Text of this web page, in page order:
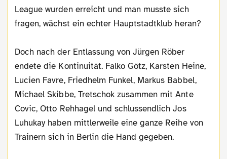
League wurden erreicht und man musste sich
fragen, wächst ein echter Hauptstadtklub heran?
Doch nach der Entlassung von Jürgen Röber
endete die Kontinuität. Falko Götz, Karsten Heine,
Lucien Favre, Friedhelm Funkel, Markus Babbel,
Michael Skibbe, Tretschok zusammen mit Ante
Covic, Otto Rehhagel und schlussendlich Jos
Luhukay haben mittlerweile eine ganze Reihe von
Trainern sich in Berlin die Hand gegeben.